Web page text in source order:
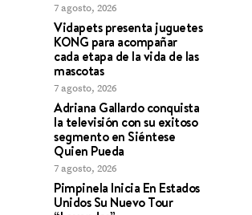
7 agosto, 2026
Vidapets presenta juguetes
KONG para acompañar
cada etapa de la vida de las
mascotas
7 agosto, 2026
Adriana Gallardo conquista
la televisión con su exitoso
segmento en Siéntese
Quien Pueda
7 agosto, 2026
Pimpinela Inicia En Estados
Unidos Su Nuevo Tour